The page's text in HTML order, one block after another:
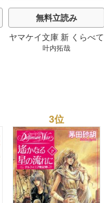
無料立読み
ヤマケイ文庫 新 くらべて
わかる野鳥300 1巻
叶内拓哉
3位